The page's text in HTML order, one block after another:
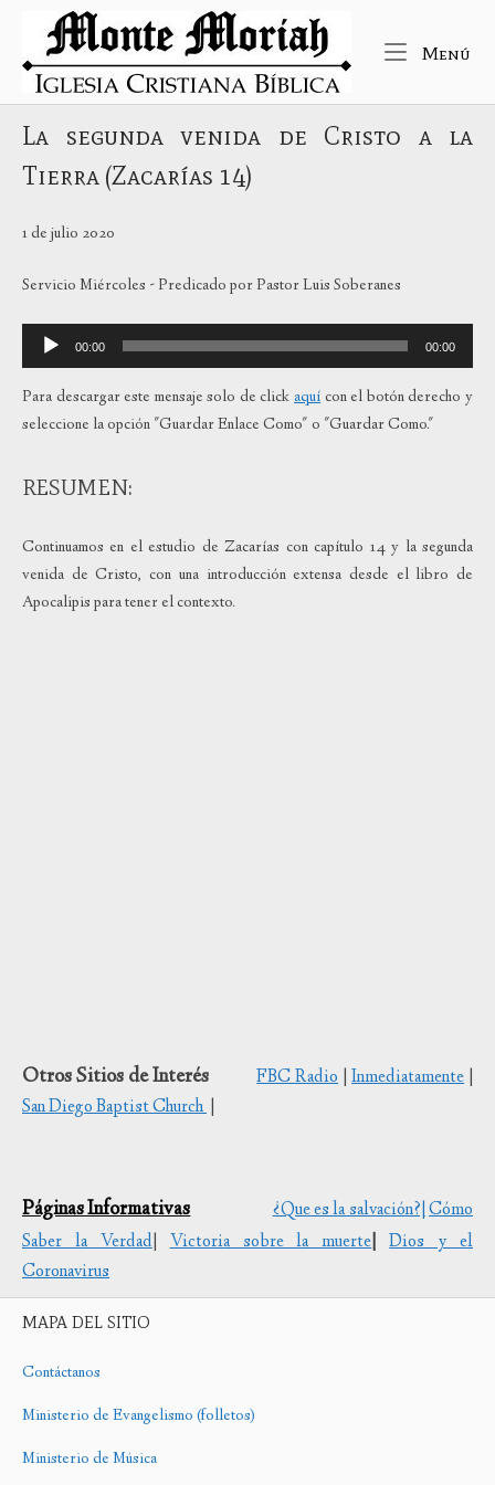
contenido
Inicio
Menú
La segunda venida de Cristo a la
Tierra (Zacarías 14)
1 de julio 2020
Servicio Miércoles - Predicado por Pastor Luis Soberanes
Reproductor
de
audio
00:00 00:00
Para descargar este mensaje solo de clickaquí con el botón derecho y
seleccione la opción "Guardar Enlace Como" o "Guardar Como."
RESUMEN:
Continuamos en el estudio de Zacarías con capítulo 14 y la segunda
venida de Cristo, con una introducción extensa desde el libro de
Apocalipis para tener el contexto.
Otros Sitios de Interés FBC Radio|Inmediatamente
San Diego Baptist Church
Páginas Informativas ¿Que es la salvación?|Cómo
Saber la Verdad|Victoria sobre la muerte|
Dios y el
Coronavirus
MAPA DEL SITIO
Contáctanos
Ministerio de Evangelismo (folletos)
Ministerio de Música